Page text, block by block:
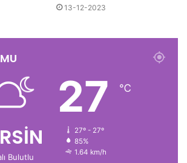
13-12-2023
Bulutlu
27 ℃
27º - 27º
85%
1.64 km/h